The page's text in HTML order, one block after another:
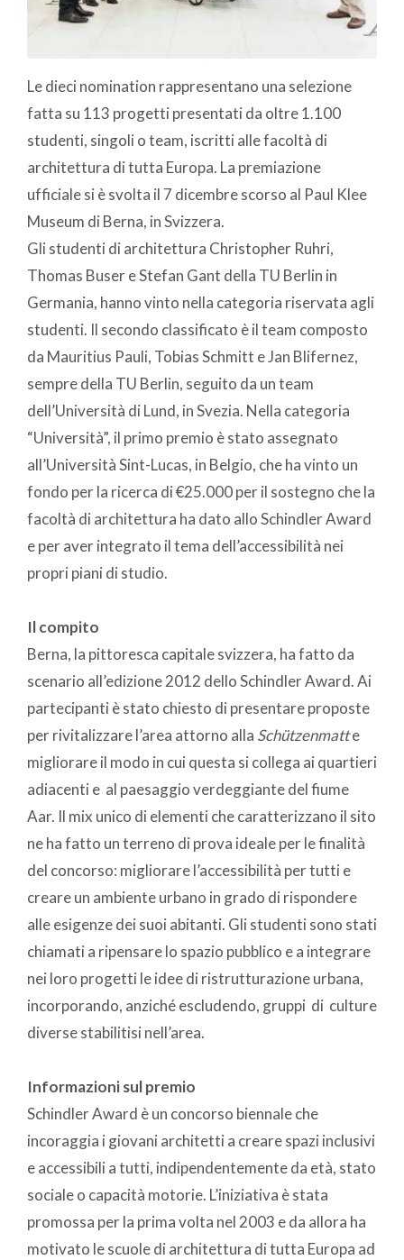
Le dieci nomination rappresentano una selezione
fatta su 113 progetti presentati da oltre 1.100
studenti, singoli o team, iscritti alle facoltà di
architettura di tutta Europa. La premiazione
ufficiale si è svolta il 7 dicembre scorso al Paul Klee
Museum di Berna, in Svizzera.
Gli studenti di architettura Christopher Ruhri,
Thomas Buser e Stefan Gant della TU Berlin in
Germania, hanno vinto nella categoria riservata agli
studenti. Il secondo classificato è il team composto
da Mauritius Pauli, Tobias Schmitt e Jan Blifernez,
sempre della TU Berlin, seguito da un team
dell’Università di Lund, in Svezia. Nella categoria
“Università”, il primo premio è stato assegnato
all’Università Sint-Lucas, in Belgio, che ha vinto un
fondo per la ricerca di €25.000 per il sostegno che la
facoltà di architettura ha dato allo Schindler Award
e per aver integrato il tema dell’accessibilità nei
propri piani di studio.
Il compito
Berna, la pittoresca capitale svizzera, ha fatto da
scenario all’edizione 2012 dello Schindler Award. Ai
partecipanti è stato chiesto di presentare proposte
per rivitalizzare l’area attorno alla Schützenmatte
migliorare il modo in cui questa si collega ai quartieri
adiacenti e al paesaggio verdeggiante del fiume
Aar. Il mix unico di elementi che caratterizzano il sito
ne ha fatto un terreno di prova ideale per le finalità
del concorso: migliorare l’accessibilità per tutti e
creare un ambiente urbano in grado di rispondere
alle esigenze dei suoi abitanti. Gli studenti sono stati
chiamati a ripensare lo spazio pubblico e a integrare
nei loro progetti le idee di ristrutturazione urbana,
incorporando, anziché escludendo, gruppi di culture
diverse stabilitisi nell’area.
Informazioni sul premio
Schindler Award è un concorso biennale che
incoraggia i giovani architetti a creare spazi inclusivi
e accessibili a tutti, indipendentemente da età, stato
sociale o capacità motorie. L’iniziativa è stata
promossa per la prima volta nel 2003 e da allora ha
motivato le scuole di architettura di tutta Europa ad